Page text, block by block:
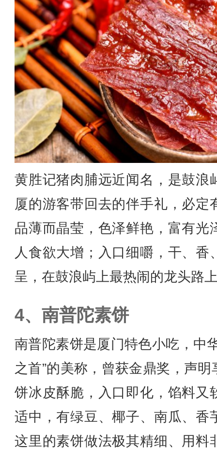
黄胜记猪肉脯远近闻名，是鼓浪
厦的游客带回去的伴手礼，必定
品薄而晶莹，色泽鲜艳，富有光
人食欲大增；入口细嚼，干、香
呈，在鼓浪屿上最热闹的龙头路
南普陀素饼
南普陀素饼是厦门特色小吃，中
之首”的美称，曾获金鼎奖，声
饼冰皮酥脆，入口即化，馅料又
适中，有绿豆、椰子、南瓜、香
这里的素饼做法极其精细、用料